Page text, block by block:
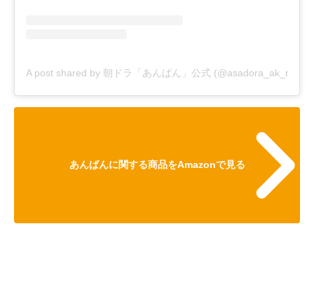
A post shared by 朝ドラ「あんぱん」公式 (@asadora_ak_nhk)
あんぱんに関する商品をAmazonで見る